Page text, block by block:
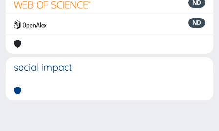
ND
ND
social impact